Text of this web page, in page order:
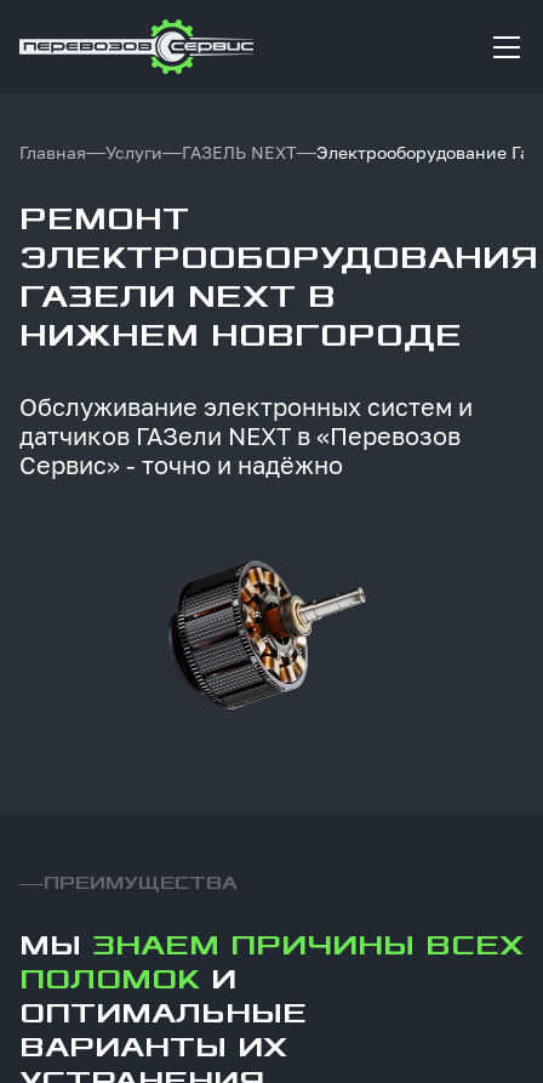
Главная Услуги ГАЗЕЛЬ NEXT Электрооборудование
РЕМОНТ
ЭЛЕКТРООБОРУДОВАНИЯ
ГАЗЕЛИ NEXT В
НИЖНЕМ НОВГОРОДЕ
Обслуживание электронных систем и
датчиков ГАЗели NEXT в «Перевозов
Сервис» - точно и надёжно
ПРЕИМУЩЕСТВА
МЫ ЗНАЕМ ПРИЧИНЫ ВСЕХ
ПОЛОМОК И
ОПТИМАЛЬНЫЕ
ВАРИАНТЫ ИХ